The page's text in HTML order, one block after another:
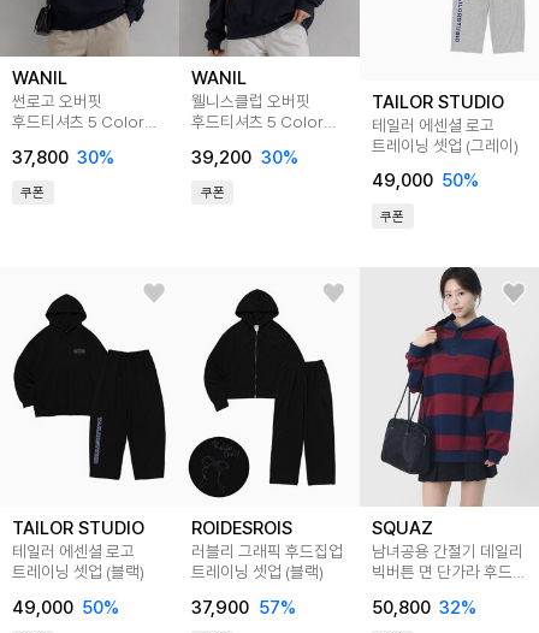
WANIL
썬로고 오버핏
후드티셔츠 5 Color
37,800 30%
쿠폰
WANIL
웰니스클럽 오버핏
후드티셔츠 5 Color
39,200 30%
쿠폰
TAILOR STUDIO
테일러 에센셜 로고
트레이닝 셋업 (그레이)
49,000 50%
쿠폰
TAILOR STUDIO
테일러 에센셜 로고
트레이닝 셋업 (블랙)
49,000 50%
ROIDESROIS
러블리 그래픽 후드집업
트레이닝 셋업 (블랙)
37,900 57%
SQUAZ
남녀공용 간절기 데일리
빅버튼 면 단가라 후드
50,800 32%